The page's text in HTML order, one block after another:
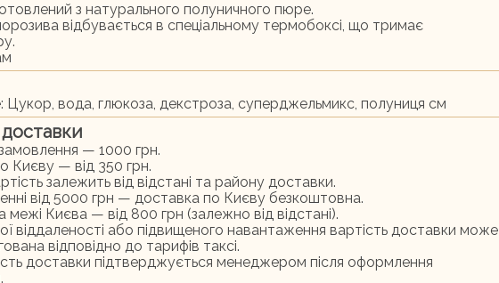
з натурального полуничного пюре.
відбувається в спеціальному термобоксі, що тримає
Цукор, вода, глюкоза, декстроза, суперджельмикс, полуниця см
— 1000 грн.
Києву — від 350 грн.
залежить від відстані та району доставки.
від 5000 грн — доставка по Києву безкоштовна.
межі Києва — від 800 грн (залежно від відстані).
віддаленості або підвищеного навантаження вартість доставки може
відповідно до тарифів таксі.
доставки підтверджується менеджером після оформлення